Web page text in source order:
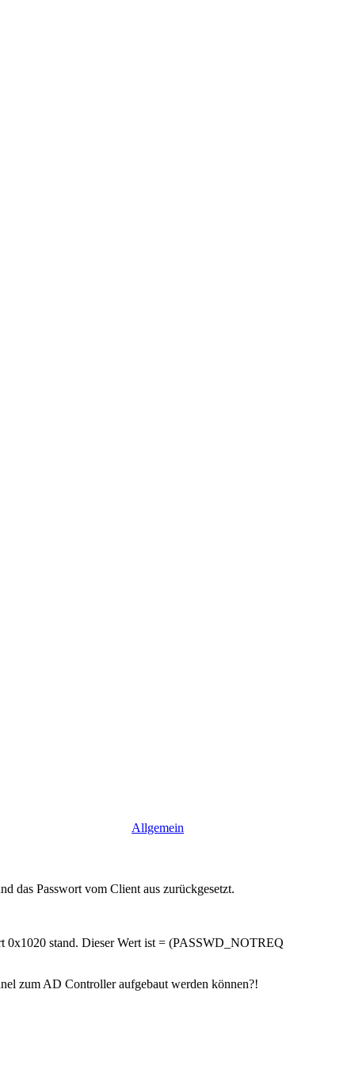
Allgemein
das Passwort vom Client aus zurückgesetzt.
0x1020 stand. Dieser Wert ist = (PASSWD_NOTREQ
zum AD Controller aufgebaut werden können?!